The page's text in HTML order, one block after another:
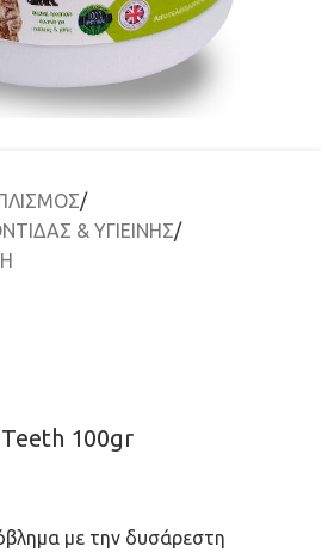
/
& ΥΓΙΕΙΝΗΣ/
100gr
με την δυσάρεστη